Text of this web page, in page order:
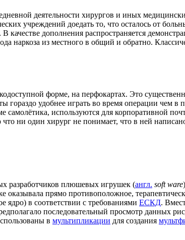
деятельности хирургов и иных
учреждений доедать то, что осталось от
В качестве дополнения распространяется
наркоза из местного в общий и обратно.
форме, на перфокартах. Это
гораздо удобнее играть во время операции чем
используются для корпоративной
ни один хирург не понимает, что в ней
разработчиков плюшевых игрушек (англ. soft ware
оказывала прямо противоположное,
в соответствии с требованиями ЕСКД.
последовательный просмотр данных
в мультипликации для создания